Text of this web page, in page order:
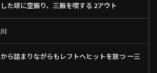
た球に空振り、三振を喫する 2アウト
ら詰まりながらもレフトへヒットを放つ 一三